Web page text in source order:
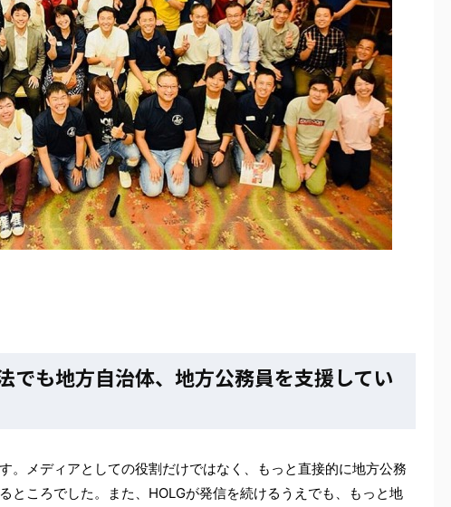
でも地方自治体、地方公務員を支援してい
。メディアとしての役割だけではなく、もっと直接的に地方公務
ところでした。また、HOLGが発信を続けるうえでも、もっと地